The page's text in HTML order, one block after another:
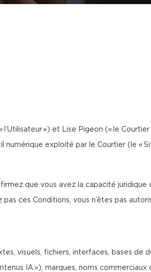
») et Lise Pigeon (« le Courtier
exploité par le Courtier (le «
que vous avez la capacité
ces Conditions, vous n’êtes pas
visuels, fichiers, interfaces, bases de
IA »), marques, noms